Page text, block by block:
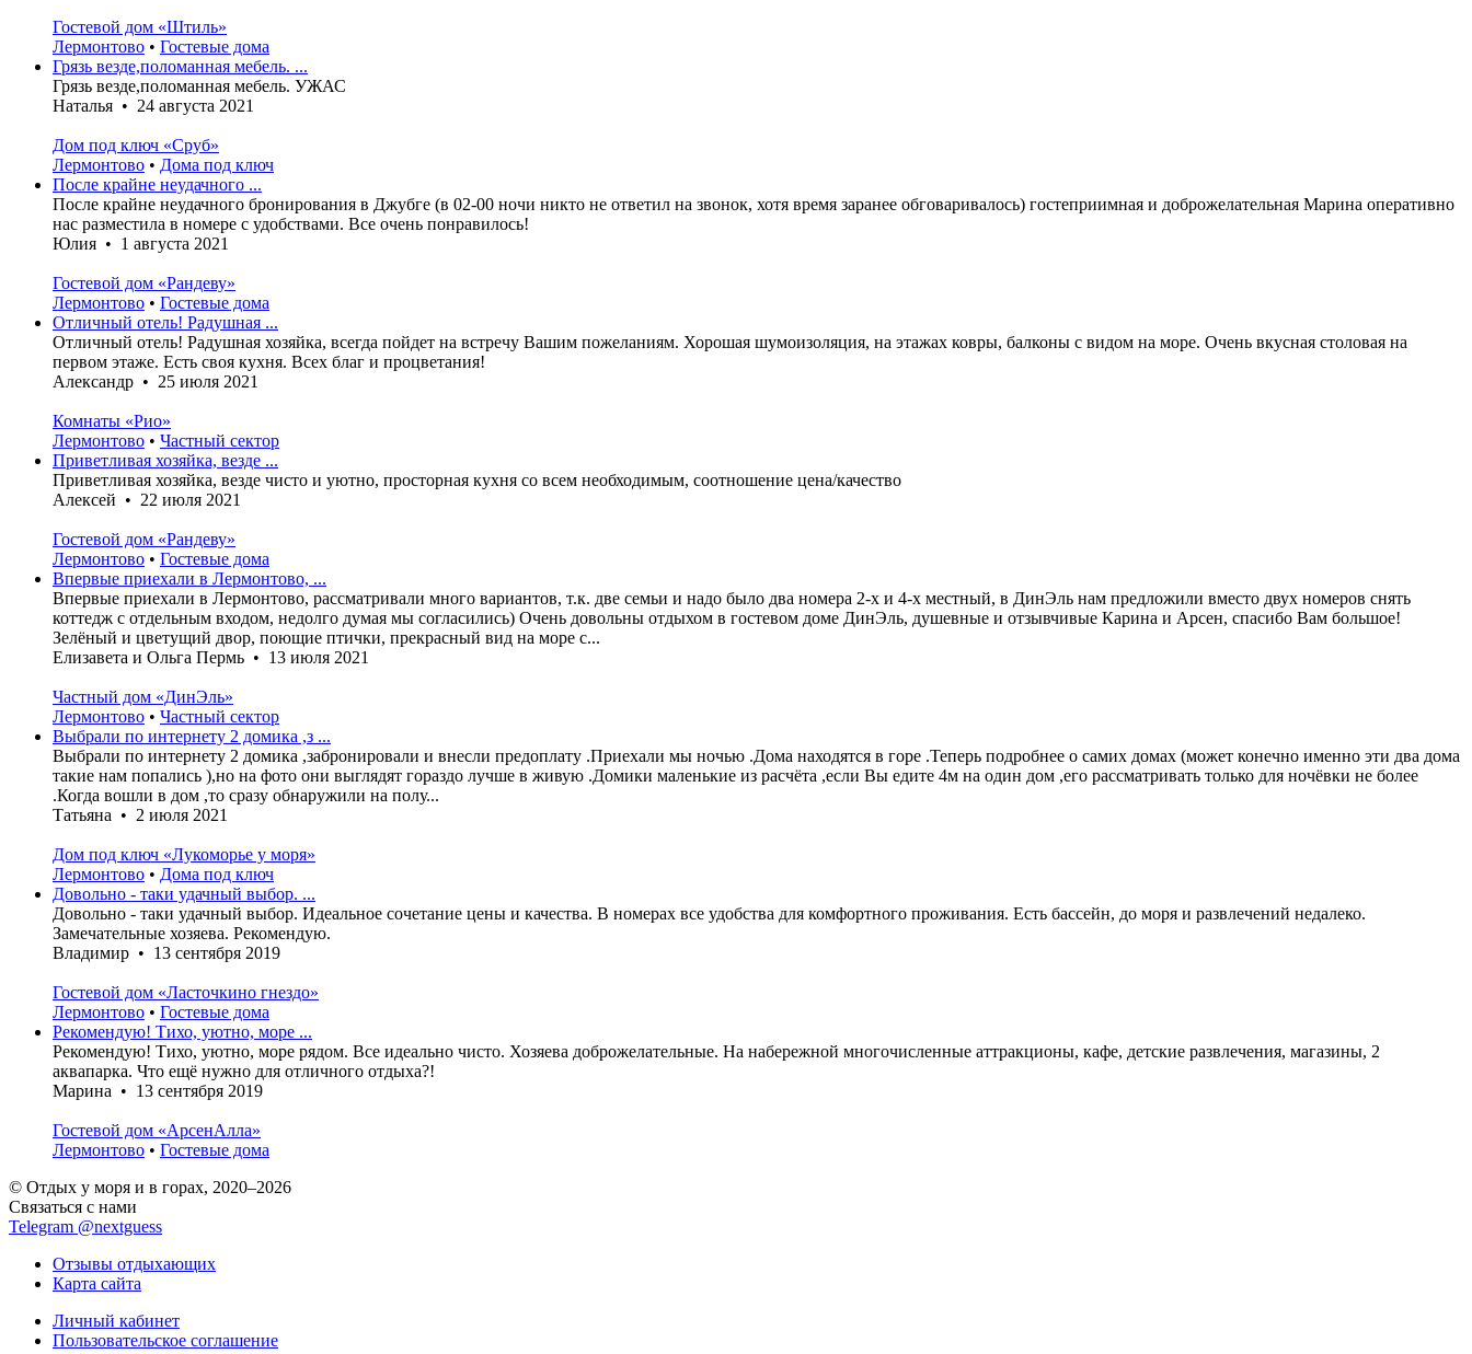
Гостевой дом «Штиль»
Лермонтово • Гостевые дома
Грязь везде,поломанная мебель. ...
Грязь везде,поломанная мебель. УЖАС
Наталья • 24 августа 2021
Дом под ключ «Сруб»
Лермонтово • Дома под ключ
После крайне неудачного ...
После крайне неудачного бронирования в Джубге (в 02-00 ночи никто не ответил на звонок, хотя время заранее обговаривалось) гостеприимная и доброжелательная Марина оперативно
нас разместила в номере с удобствами. Все очень понравилось!
Юлия • 1 августа 2021
Гостевой дом «Рандеву»
Лермонтово • Гостевые дома
Отличный отель! Радушная ...
Отличный отель! Радушная хозяйка, всегда пойдет на встречу Вашим пожеланиям. Хорошая шумоизоляция, на этажах ковры, балконы с видом на море. Очень вкусная столовая на
первом этаже. Есть своя кухня. Всех благ и процветания!
Александр • 25 июля 2021
Комнаты «Рио»
Лермонтово • Частный сектор
Приветливая хозяйка, везде ...
Приветливая хозяйка, везде чисто и уютно, просторная кухня со всем необходимым, соотношение цена/качество
Алексей • 22 июля 2021
Гостевой дом «Рандеву»
Лермонтово • Гостевые дома
Впервые приехали в Лермонтово, ...
Впервые приехали в Лермонтово, рассматривали много вариантов, т.к. две семьи и надо было два номера 2-х и 4-х местный, в ДинЭль нам предложили вместо двух номеров снять
коттедж с отдельным входом, недолго думая мы согласились) Очень довольны отдыхом в гостевом доме ДинЭль, душевные и отзывчивые Карина и Арсен, спасибо Вам большое!
Зелёный и цветущий двор, поющие птички, прекрасный вид на море с...
Елизавета и Ольга Пермь • 13 июля 2021
Частный дом «ДинЭль»
Лермонтово • Частный сектор
Выбрали по интернету 2 домика ,з ...
Выбрали по интернету 2 домика ,забронировали и внесли предоплату .Приехали мы ночью .Дома находятся в горе .Теперь подробнее о самих домах (может конечно именно эти два дома
такие нам попались ),но на фото они выглядят гораздо лучше в живую .Домики маленькие из расчёта ,если Вы едите 4м на один дом ,его рассматривать только для ночёвки не более
.Когда вошли в дом ,то сразу обнаружили на полу...
Татьяна • 2 июля 2021
Дом под ключ «Лукоморье у моря»
Лермонтово • Дома под ключ
Довольно - таки удачный выбор. ...
Довольно - таки удачный выбор. Идеальное сочетание цены и качества. В номерах все удобства для комфортного проживания. Есть бассейн, до моря и развлечений недалеко.
Замечательные хозяева. Рекомендую.
Владимир • 13 сентября 2019
Гостевой дом «Ласточкино гнездо»
Лермонтово • Гостевые дома
Рекомендую! Тихо, уютно, море ...
Рекомендую! Тихо, уютно, море рядом. Все идеально чисто. Хозяева доброжелательные. На набережной многочисленные аттракционы, кафе, детские развлечения, магазины, 2
аквапарка. Что ещё нужно для отличного отдыха?!
Марина • 13 сентября 2019
Гостевой дом «АрсенАлла»
Лермонтово • Гостевые дома
© Отдых у моря и в горах, 2020–2026
Связаться с нами
Telegram @nextguess
Отзывы отдыхающих
Карта сайта
Личный кабинет
Пользовательское соглашение